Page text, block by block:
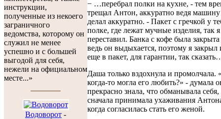
инструкции,
полученные из некоего
заграничного
ведомства, которому он
служил не менее
успешно и с большей
выгодой для себя,
нежели на официальном
месте...»
Водоворот -
− …перебрал полки на кухне, - тем
трещал Антон, аккуратно ведя машину
делал аккуратно. - Пакет с гречкой у
полке, где лежат мучные изделия, так я
переставил. Банка с кофе была
ведь он выдыхается, поэтому я закрыл
еще в пакет, для гарантии, так
Даша только вздохнула и промолчала.
когда-то могла его любить?» - думала
прекрасно знала, что обманывала себя,
сначала принимала ухаживания
когда согласилась стать его женой.